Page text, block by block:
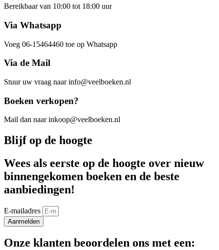
Bereikbaar van 10:00 tot 18:00 uur
Via Whatsapp
Voeg 06-15464460 toe op Whatsapp
Via de Mail
Stuur uw vraag naar info@veelboeken.nl
Boeken verkopen?
Mail dan naar inkoop@veelboeken.nl
Blijf op de hoogte
Wees als eerste op de hoogte over nieuw
binnengekomen boeken en de beste
aanbiedingen!
E-mailadres
Aanmelden
Onze klanten beoordelen ons met een: